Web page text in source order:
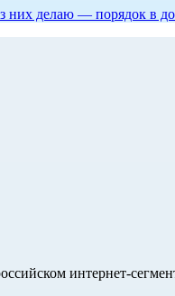
них делаю — порядок в
интернет-